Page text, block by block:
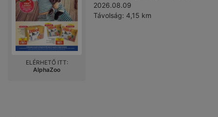
2026.08.09
Távolság: 4,15 km
ELÉRHETŐ ITT:
AlphaZoo